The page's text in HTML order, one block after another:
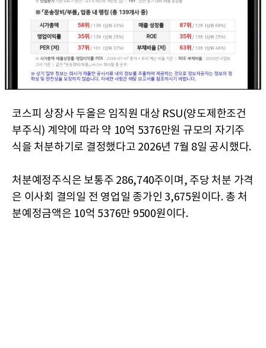
코스피 상장사 두올은 임직원 대상 RSU(양도제한조건
부주식) 계약에 따라 약 10억 5376만원 규모의 자기주
식을 처분하기로 결정했다고 2026년 7월 8일 공시했다.
처분예정주식은 보통주 286,740주이며, 주당 처분 가격
은 이사회 결의일 전 영업일 종가인 3,675원이다. 총 처
분예정금액은 10억 5376만 9500원이다.